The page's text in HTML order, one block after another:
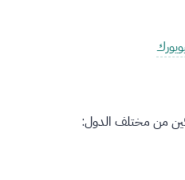
من مختلف الدول: